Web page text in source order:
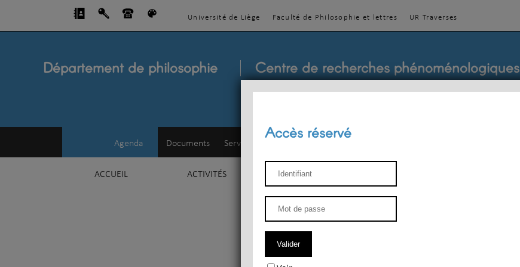
Université de Liège Faculté de Philosophie et lettres UR Traverses
Département de philosophie Centre de recherches phénoménologiques
Agenda Documents Service d'esthétique
ACCUEIL ACTIVITÉS ENSEIGNEMENT
Accès réservé